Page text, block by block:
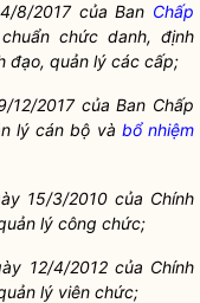
8/2017 của Ban Chấp
chức danh, định
đạo, quản lý các cấp;
12/2017 của Ban Chấp
lýcán bộ và bổ nhiệm
15/3/2010 của Chính
lý công chức;
12/4/2012 của Chính
lý viên chức;